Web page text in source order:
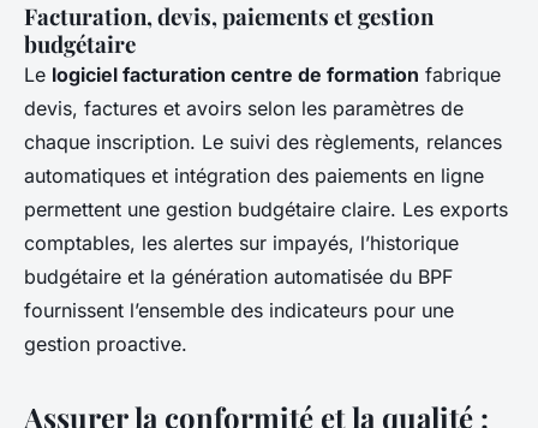
Facturation, devis, paiements et gestion
budgétaire
Le logiciel facturation centre de formation fabrique
devis, factures et avoirs selon les paramètres de
chaque inscription. Le suivi des règlements, relances
automatiques et intégration des paiements en ligne
permettent une gestion budgétaire claire. Les exports
comptables, les alertes sur impayés, l’historique
budgétaire et la génération automatisée du BPF
fournissent l’ensemble des indicateurs pour une
gestion proactive.
Assurer la conformité et la qualité :